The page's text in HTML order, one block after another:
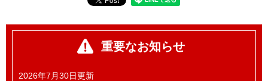
重要なお知らせ
2026年7月30日更新